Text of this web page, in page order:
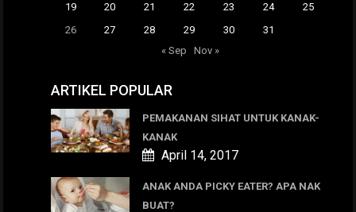
19
20 21 22 23 24
25
26
27 28 29 30
31
« Sep
Nov »
ARTIKEL POPULAR
PEMAKANAN SIHAT UNTUK KANAK-
KANAK
April 14, 2017
ANAK ANDA PICKY EATER? APA NAK
BUAT?